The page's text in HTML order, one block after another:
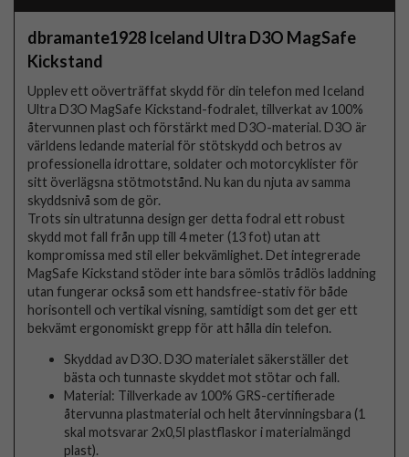
dbramante1928 Iceland Ultra D3O MagSafe
Kickstand
Upplev ett oöverträffat skydd för din telefon med Iceland
Ultra D3O MagSafe Kickstand-fodralet, tillverkat av 100%
återvunnen plast och förstärkt med D3O-material. D3O är
världens ledande material för stötskydd och betros av
professionella idrottare, soldater och motorcyklister för
sitt överlägsna stötmotstånd. Nu kan du njuta av samma
skyddsnivå som de gör.
Trots sin ultratunna design ger detta fodral ett robust
skydd mot fall från upp till 4 meter (13 fot) utan att
kompromissa med stil eller bekvämlighet. Det integrerade
MagSafe Kickstand stöder inte bara sömlös trådlös laddning
utan fungerar också som ett handsfree-stativ för både
horisontell och vertikal visning, samtidigt som det ger ett
bekvämt ergonomiskt grepp för att hålla din telefon.
Skyddad av D3O. D3O materialet säkerställer det
bästa och tunnaste skyddet mot stötar och fall.
Material: Tillverkade av 100% GRS-certifierade
återvunna plastmaterial och helt återvinningsbara (1
skal motsvarar 2x0,5l plastflaskor i materialmängd
plast).